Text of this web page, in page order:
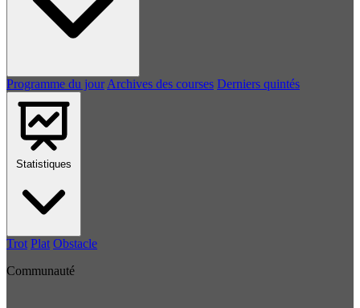
Programme du jour Archives des courses Derniers quintés
Statistiques
Trot Plat Obstacle
Communauté